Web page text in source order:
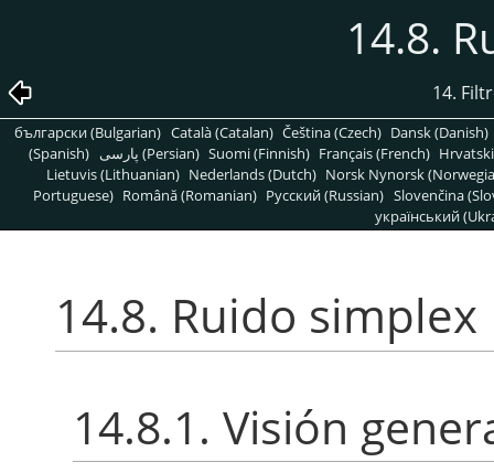
14.8.
14.
български (Bulgarian) Català (Catalan) Čeština (Czech) Dansk (Danish)
(Spanish)
پارسی (Persian) Suomi (Finnish) Français (French)
Lietuvis (Lithuanian) Nederlands (Dutch) Norsk Nynorsk
Portuguese) Română (Romanian) Pусский (Russian) Slovenčina
український
14.8. Ruido simplex
14.8.1. Visión